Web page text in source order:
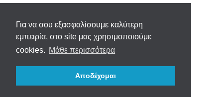
Για να σου εξασφαλίσουμε καλύτερη
εμπειρία, στο site μας χρησιμοποιούμε
cookies. Μάθε περισσότερα
Αποδέχομαι